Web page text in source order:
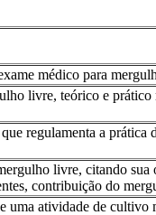
médico para
livre, teórico e
regulamenta a
livre, citando
contribuição do
uma atividade de